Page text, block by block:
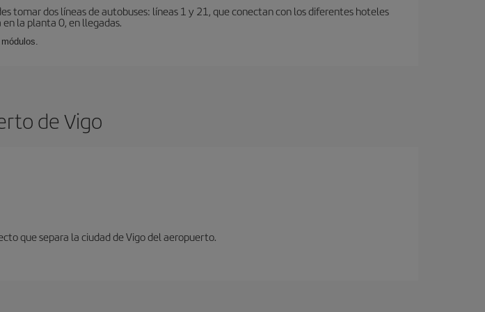
tomar dos líneas de autobuses: líneas 1 y 21, que conectan con los diferentes hoteles
la planta 0, en llegadas.
de Vigo
que separa la ciudad de Vigo del aeropuerto.